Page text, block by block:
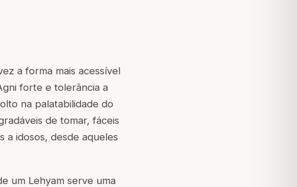
a forma mais acessível
forte e tolerância a
na palatabilidade do
de tomar, fáceis
a idosos, desde aqueles
um Lehyam serve uma